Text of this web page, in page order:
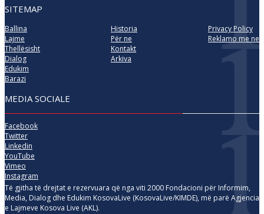
SITEMAP
Ballina
Lajme
Thellësisht
Dialog
Edukim
Barazi
Historia
Për ne
Kontakt
Arkiva
Privacy Policy
Reklamo me ne
MEDIA SOCIALE
Facebook
Twitter
Linkedin
YouTube
Vimeo
Instagram
Të gjitha të drejtat e rezervuara që nga viti 2000 Fondacioni për Informim,
Media, Dialog dhe Edukim KosovaLive (KosovaLive/KIMDE), më parë Agjencia
e Lajmeve Kosova Live (AKL).